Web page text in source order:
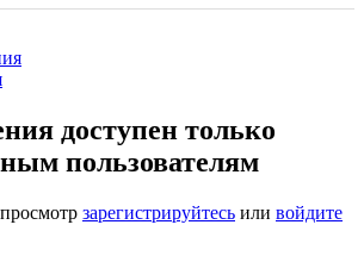
доступен только
пользователям
зарегистрируйтесь или войдите